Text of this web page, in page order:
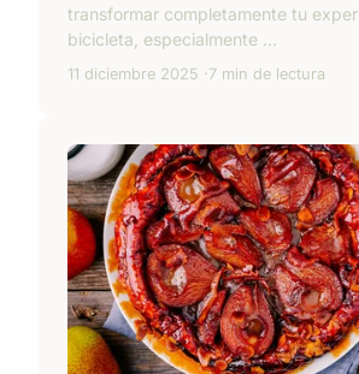
transformar completamente tu
bicicleta, especialmente ...
11 diciembre 2025 7 min de lectura